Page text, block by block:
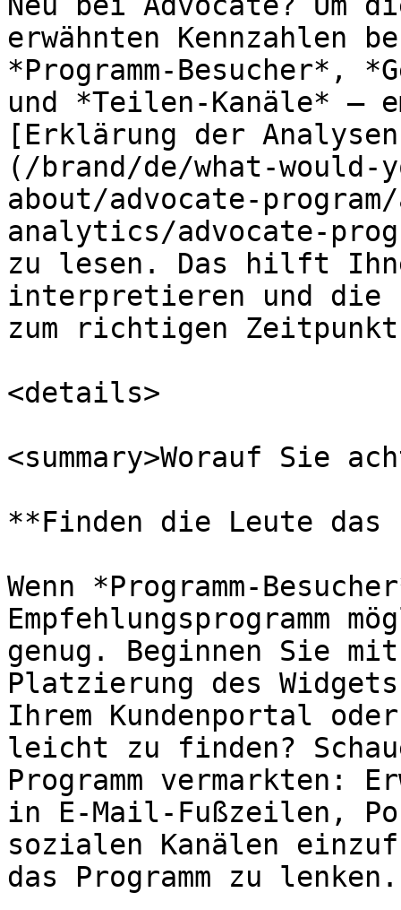
erwähnten Kennzahlen
*Programm-Besucher*,
und *Teilen-Kanäle* —
[Erklärung der
(/brand/de/what-
about/advocate-
analytics/advocate-
zu lesen. Das hilft
interpretieren und die
zum richtigen Zeitpunkt
<details>
<summary>Worauf Sie
**Finden die Leute das
Wenn *Programm-
Empfehlungsprogramm
genug. Beginnen Sie
Platzierung des
Ihrem Kundenportal
leicht zu finden?
Programm vermarkten:
in E-Mail-Fußzeilen,
sozialen Kanälen
das Programm zu lenken.